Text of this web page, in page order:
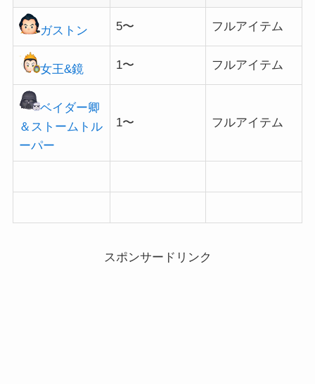
ガストン 5〜 フルアイテム
女王&鏡 1〜 フルアイテム
ベイダー卿
＆ ストームトル
ーパー
1〜 フルアイテム
スポンサードリンク